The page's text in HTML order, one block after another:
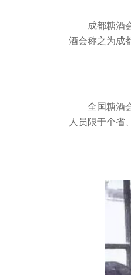
成都糖酒
酒会称之为成
全国糖酒
人员限于个省